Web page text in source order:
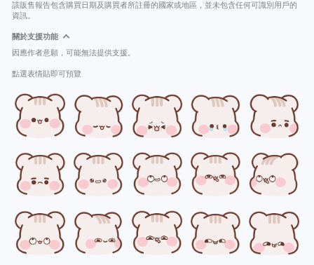
該販售報告包含購買日期及購買者所註冊的國家或地區，並未包含任何可識別用戶的
資訊。
關於支援功能
因應作者意願，可能無法提供支援。
點選表情貼即可預覽